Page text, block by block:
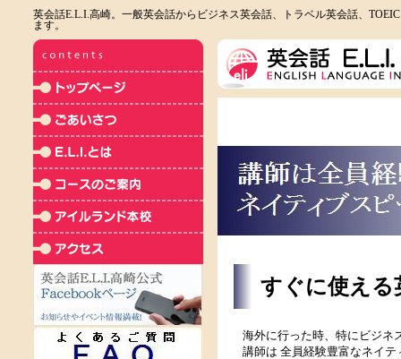
英会話E.L.I.高崎。一般英会話からビジネス英会話、トラベル英会話、
ます。
すぐに使える
海外に行った時、特にビジネ
講師は 全員経験豊富なネイ